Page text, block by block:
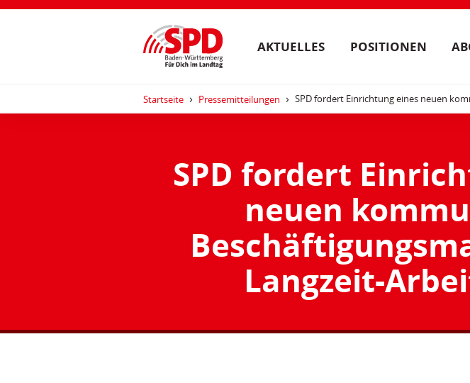
AKTUELLES POSITIONEN
Startseite Pressemitteilungen SPD fordert Einrichtung eines neuen
SPD fordert
neuen
Langzeit-